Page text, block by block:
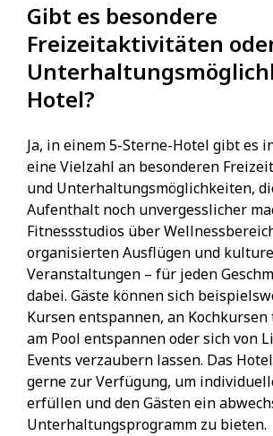
Gibt es besondere
Freizeitaktivitäten
Hotel?
Ja, in einem 5-Sterne-Hotel gibt es
eine Vielzahl an besonderen
und Unterhaltungsmöglichkeiten,
Aufenthalt noch unvergesslicher
Fitnessstudios über
organisierten Ausflügen und
Veranstaltungen – für jeden
dabei. Gäste können sich
Kursen entspannen, an
am Pool entspannen oder sich von
Events verzaubern lassen. Das
gerne zur Verfügung, um
erfüllen und den Gästen ein
Unterhaltungsprogramm zu bieten.